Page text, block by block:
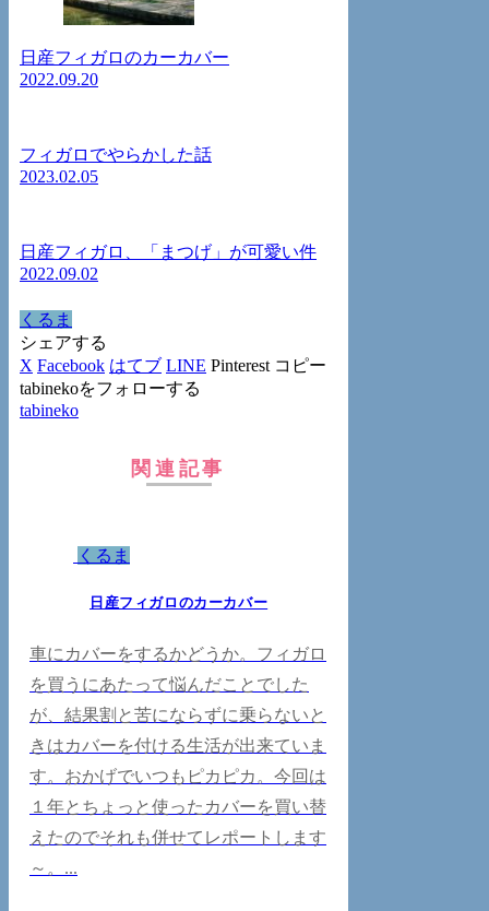
日産フィガロのカーカバー
2022.09.20
フィガロでやらかした話
2023.02.05
日産フィガロ、「まつげ」が可愛い件
2022.09.02
くるま
シェアする
X Facebook はてブ LINE Pinterest コピー
tabinekoをフォローする
tabineko
関連記事
くるま
日産フィガロのカーカバー
車にカバーをするかどうか。フィガロ
を買うにあたって悩んだことでした
が、結果割と苦にならずに乗らないと
きはカバーを付ける生活が出来ていま
す。おかげでいつもピカピカ。今回は
１年とちょっと使ったカバーを買い替
えたのでそれも併せてレポートします
～。...